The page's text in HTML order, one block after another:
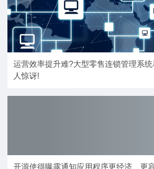
运营效率提升难?大型零售连锁管理系
人惊讶!
开源使得曝露通知应用程序更经济、更